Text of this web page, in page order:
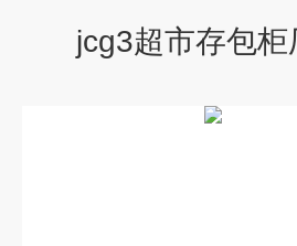
jcg3超市存包柜